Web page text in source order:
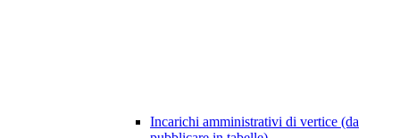
Incarichi amministrativi di vertice (da